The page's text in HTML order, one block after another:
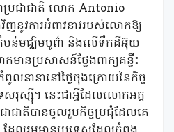
ប្រជាជាតិ លោក Antonio
នូវការអំពាវនាវរបស់លោកឱ្យ
តំបន់មជ្ឈិមបូព៌ា និងលើទឹកដីអ៊ុយ
ានប្រសាសន៍ថ្លែងពាក្យគន្លឹះ
លនានានៅថ្ងៃចុងក្រោយនៃកិច្ច
រុស្ស៊ី។ នេះជាអ្វីដែលលោកអគ្គ
ាជាតិបានចូលរួមកិច្ចប្រជុំដែលគេ